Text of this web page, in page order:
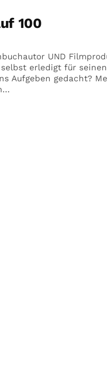
100
UND
selbst erledigt für
Aufgeben gedacht?